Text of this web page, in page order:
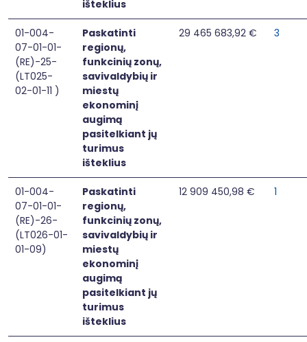
išteklius
01-004-
07-01-01-
(RE)-25-
(LT025-
02-01-11 )
Paskatinti
regionų,
funkcinių zonų,
savivaldybių ir
miestų
ekonominį
augimą
pasitelkiant jų
turimus
išteklius
29 465 683,92 € 3
01-004-
07-01-01-
(RE)-26-
(LT026-01-
01-09)
Paskatinti
regionų,
funkcinių zonų,
savivaldybių ir
miestų
ekonominį
augimą
pasitelkiant jų
turimus
išteklius
12 909 450,98 € 1